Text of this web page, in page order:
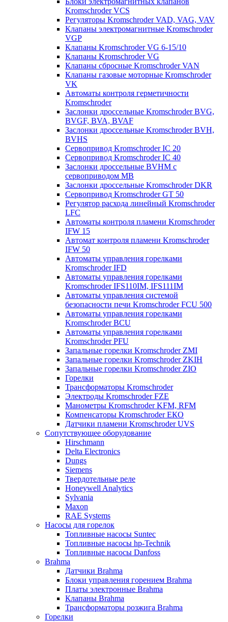
Kromschroder VCS
Регуляторы Kromschroder VAD, VAG, VAV
Клапаны электромагнитные Kromschroder
VGP
Клапаны Kromschroder VG 6-15/10
Клапаны Kromschroder VG
Клапаны сбросные Kromschroder VAN
Клапаны газовые моторные Kromschroder
VK
Автоматы контроля герметичности
Kromschroder
Заслонки дроссельные Kromschroder BVG,
BVGF, BVA, BVAF
Заслонки дроссельные Kromschroder BVH,
BVHS
Сервопривод Kromschroder IC 20
Сервопривод Kromschroder IC 40
Заслонки дроссельные BVHM с
сервоприводом МВ
Заслонки дроссельные Kromschroder DKR
Cервопривод Kromschroder GT 50
Регулятор расхода линейный Kromschroder
LFC
Автоматы контроля пламени Kromschroder
IFW 15
Автомат контроля пламени Kromschroder
IFW 50
Автоматы управления горелками
Kromschroder IFD
Автоматы управления горелками
Kromschroder IFS110IM, IFS111IM
Автоматы управления системой
безопасности печи Kromschroder FCU 500
Автоматы управления горелками
Kromschroder BCU
Автоматы управления горелками
Kromschroder PFU
Запальные горелки Kromschroder ZМI
Запальные горелки Kromschroder ZKIH
Запальные горелки Kromschroder ZIO
Горелки
Трансформаторы Kromschroder
Электроды Kromschroder FZE
Манометры Kromschroder KFM, RFM
Компенсаторы Kromschroder ЕКО
Датчики пламени Kromschroder UVS
Сопутствующее оборудование
Hirschmann
Delta Electronics
Dungs
Siemens
Твердотельные реле
Honeywell Analytics
Sylvania
Maxon
RAE Systems
Насосы для горелок
Топливные насосы Suntec
Топливные насосы hp-Technik
Топливные насосы Danfoss
Brahma
Датчики Brahma
Блоки управления горением Brahma
Платы электронные Brahma
Клапаны Brahma
Трансформаторы розжига Brahma
Горелки